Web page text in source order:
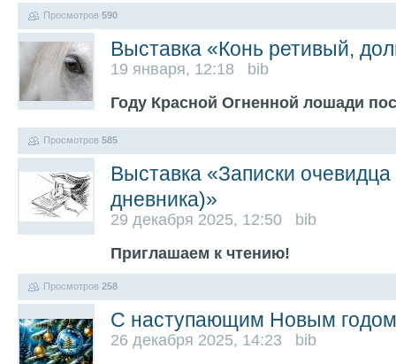
Просмотров 590
Выставка «Конь ретивый,
19 января, 12:18 bib
Году Красной Огненной лошади
Просмотров 585
Выставка «Записки
дневника)»
29 декабря 2025, 12:50 bib
Приглашаем к чтению!
Просмотров 258
С наступающим Новым
26 декабря 2025, 14:23 bib